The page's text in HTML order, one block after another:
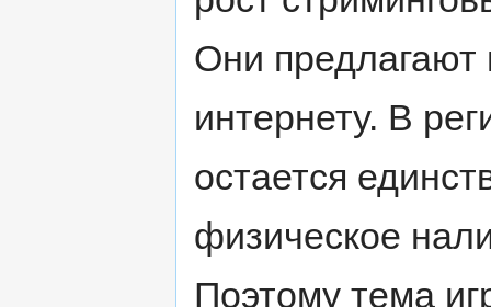
Они предлагают
интернету. В
остается
физическое
Поэтому тема